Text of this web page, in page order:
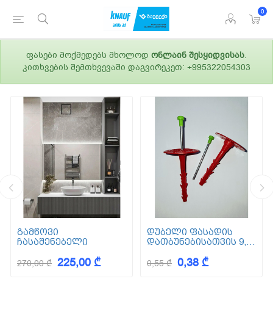
0
ფასები მოქმედებს მხოლოდ ონლაინ შესყიდვისას.
კითხვების შემთხვევაში დაგვირეკეთ: +995322054303
გამწოვი
ჩასაშენებელი
270,00 ₾ 225,00 ₾
დუბელი ფასადის
დათბუნებისათვის 9,5
0,55 ₾ 0,38 ₾